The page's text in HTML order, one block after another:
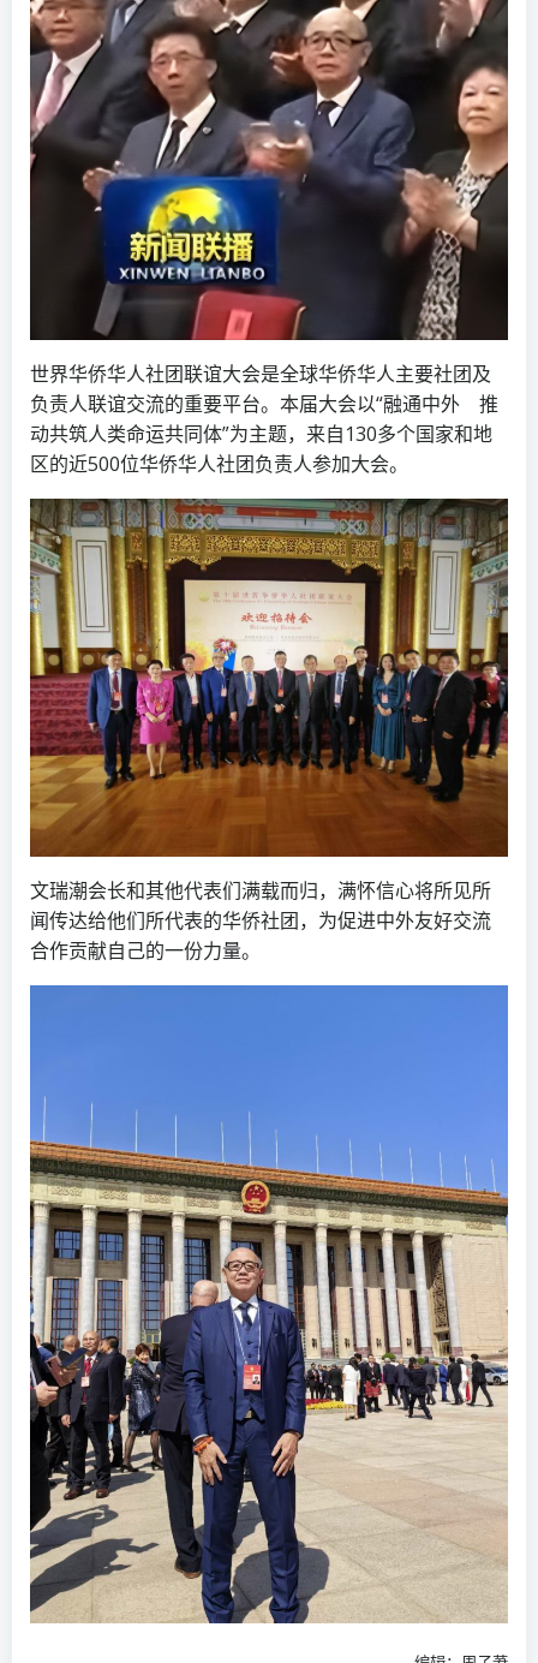
世界华侨华人社团联谊大会是全球华侨华人主要社团及
负责人联谊交流的重要平台。本届大会以“融通中外 推
动共筑人类命运共同体”为主题，来自130多个国家和地
区的近500位华侨华人社团负责人参加大会。
文瑞潮会长和其他代表们满载而归，满怀信心将所见所
闻传达给他们所代表的华侨社团，为促进中外友好交流
合作贡献自己的一份力量。